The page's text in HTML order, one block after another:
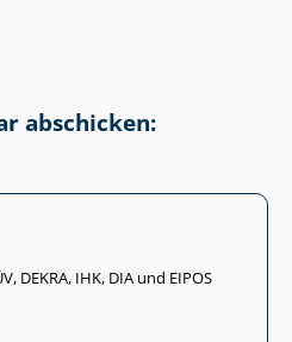
abschicken:
DEKRA, IHK, DIA und EIPOS